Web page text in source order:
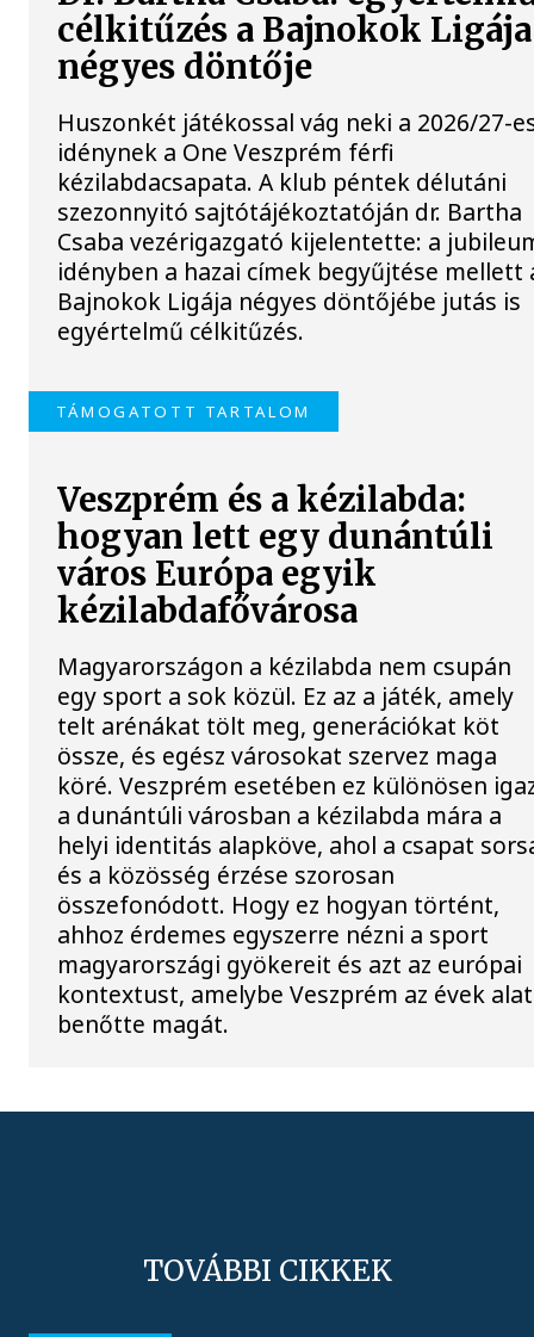
célkitűzés a Bajnokok Ligája
négyes döntője
Huszonkét játékossal vág neki a 2026/27-
idénynek a One Veszprém férfi
kézilabdacsapata. A klub péntek délutáni
szezonnyitó sajtótájékoztatóján dr. Bartha
Csaba vezérigazgató kijelentette: a
idényben a hazai címek begyűjtése mellett
Bajnokok Ligája négyes döntőjébe jutás is
egyértelmű célkitűzés.
TÁMOGATOTT TARTALOM
Veszprém és a kézilabda:
hogyan lett egy dunántúli
város Európa egyik
kézilabdafővárosa
Magyarországon a kézilabda nem csupán
egy sport a sok közül. Ez az a játék, amely
telt arénákat tölt meg, generációkat köt
össze, és egész városokat szervez maga
köré. Veszprém esetében ez különösen
a dunántúli városban a kézilabda mára a
helyi identitás alapköve, ahol a csapat
és a közösség érzése szorosan
összefonódott. Hogy ez hogyan történt,
ahhoz érdemes egyszerre nézni a sport
magyarországi gyökereit és azt az európai
kontextust, amelybe Veszprém az évek
benőtte magát.
TOVÁBBI CIKKEK